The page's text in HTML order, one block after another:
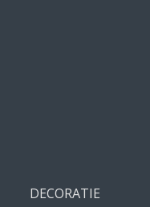
DECORATIE